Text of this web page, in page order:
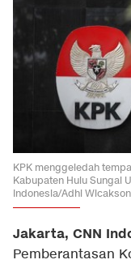
KPK menggeledah
Kabupaten Hulu Sungai
Indonesia/Adhi
Jakarta, CNN
Pemberantasan